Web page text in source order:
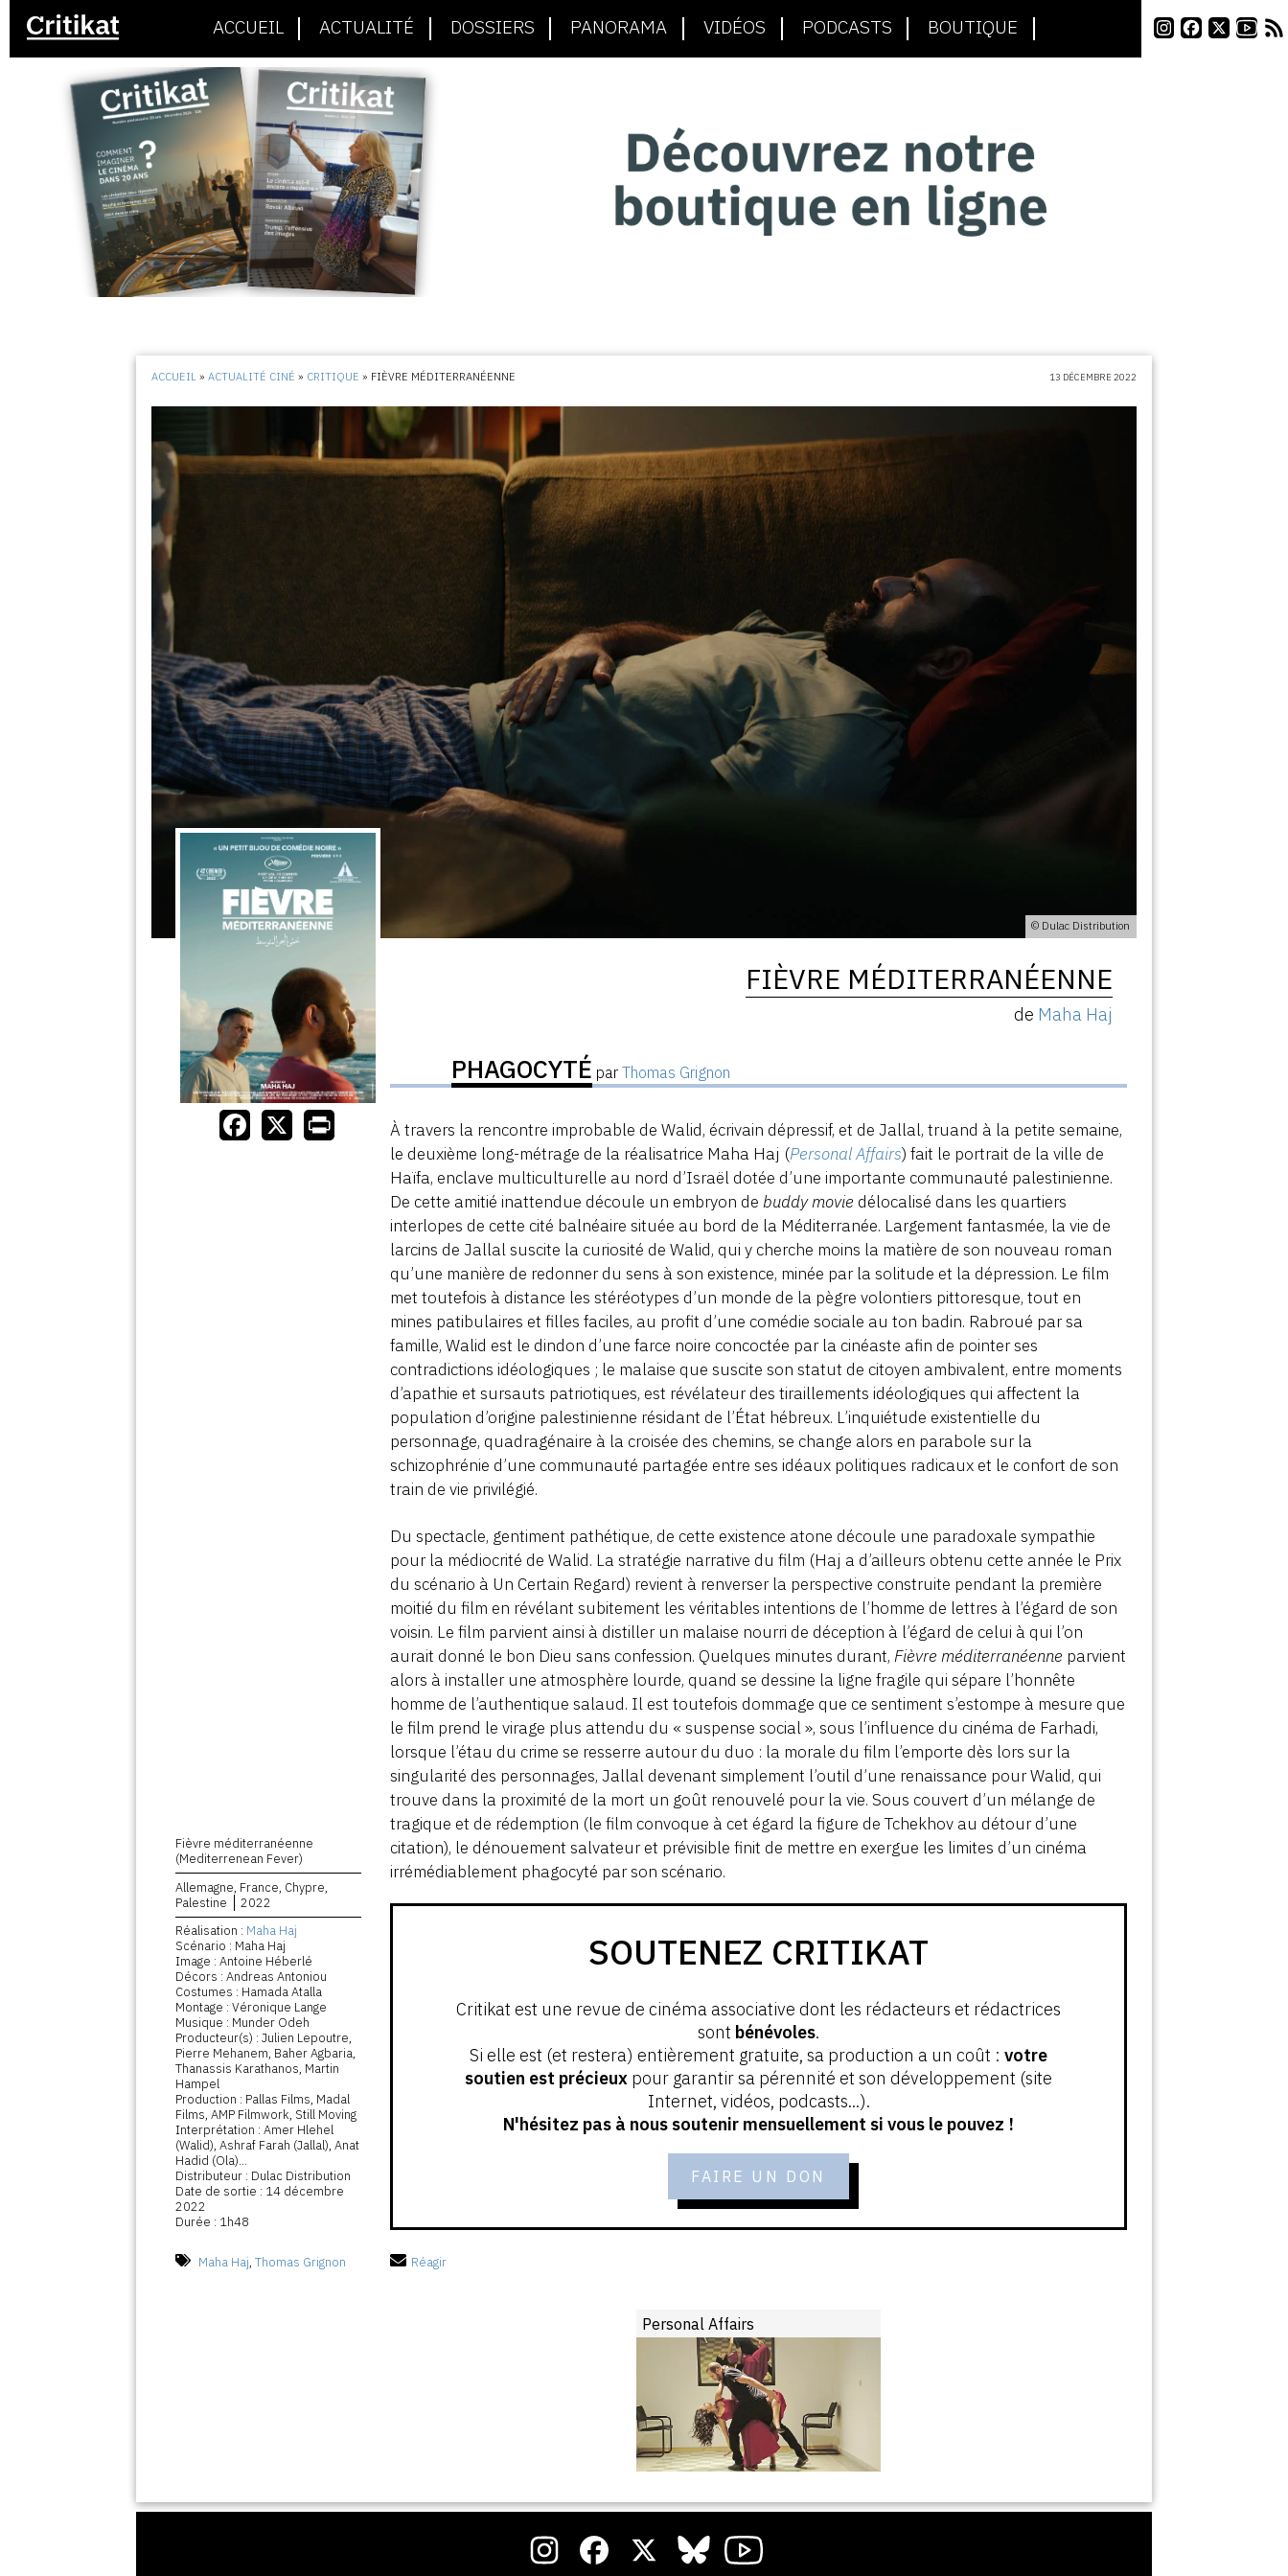
ACCUEIL ACTUALITÉ DOSSIERS PANORAMA VIDÉOS PODCASTS BOUTIQUE
ACCUEIL »ACTUALITÉ CINÉ » CRITIQUE » FIÈVRE MÉDITERRANÉENNE 13 DÉCEMBRE 2022
© Dulac Distribution
Fièvre méditerranéenne
(Mediterrenean Fever)
Allemagne, France, Chypre,
Palestine
2022
Réalisation : Maha Haj
Scénario : Maha Haj
Image : Antoine Héberlé
Décors : Andreas Antoniou
Costumes : Hamada Atalla
Montage : Véronique Lange
Musique : Munder Odeh
Producteur(s) : Julien Lepoutre,
Pierre Mehanem, Baher Agbaria,
Thanassis Karathanos, Martin
Hampel
Production : Pallas Films, Madal
Films, AMP Filmwork, Still Moving
Interprétation : Amer Hlehel
(Walid), Ashraf Farah (Jallal), Anat
Hadid (Ola)...
Distributeur : Dulac Distribution
Date de sortie : 14 décembre
2022
Durée : 1h48
Maha Haj,Thomas Grignon
FIÈVRE MÉDITERRANÉENNE
de Maha Haj
PHAGOCYTÉ parThomas Grignon
À travers la rencontre improbable de Walid, écrivain dépressif, et de Jallal, truand à la petite semaine,
le deuxième long-métrage de la réalisatrice Maha Haj (Personal Affairs) fait le portrait de la ville de
Haïfa, enclave multiculturelle au nord d’Israël dotée d’une importante communauté palestinienne.
De cette amitié inattendue découle un embryon debuddy movie délocalisé dans les quartiers
interlopes de cette cité balnéaire située au bord de la Méditerranée. Largement fantasmée, la vie de
larcins de Jallal suscite la curiosité de Walid, qui y cherche moins la matière de son nouveau roman
qu’une manière de redonner du sens à son existence, minée par la solitude et la dépression. Le film
met toutefois à distance les stéréotypes d’un monde de la pègre volontiers pittoresque, tout en
mines patibulaires et filles faciles, au profit d’une comédie sociale au ton badin. Rabroué par sa
famille, Walid est le dindon d’une farce noire concoctée par la cinéaste afin de pointer ses
contradictions idéologiques ; le malaise que suscite son statut de citoyen ambivalent, entre moments
d’apathie et sursauts patriotiques, est révélateur des tiraillements idéologiques qui affectent la
population d’origine palestinienne résidant de l’État hébreux. L’inquiétude existentielle du
personnage, quadragénaire à la croisée des chemins, se change alors en parabole sur la
schizophrénie d’une communauté partagée entre ses idéaux politiques radicaux et le confort de son
train de vie privilégié.
Du spectacle, gentiment pathétique, de cette existence atone découle une paradoxale sympathie
pour la médiocrité de Walid. La stratégie narrative du film (Haj a d’ailleurs obtenu cette année le Prix
du scénario à Un Certain Regard) revient à renverser la perspective construite pendant la première
moitié du film en révélant subitement les véritables intentions de l’homme de lettres à l’égard de son
voisin. Le film parvient ainsi à distiller un malaise nourri de déception à l’égard de celui à qui l’on
aurait donné le bon Dieu sans confession. Quelques minutes durant,Fièvre méditerranéenne parvient
alors à installer une atmosphère lourde, quand se dessine la ligne fragile qui sépare l’honnête
homme de l’authentique salaud. Il est toutefois dommage que ce sentiment s’estompe à mesure que
le film prend le virage plus attendu du « suspense social », sous l’influence du cinéma de Farhadi,
lorsque l’étau du crime se resserre autour du duo : la morale du film l’emporte dès lors sur la
singularité des personnages, Jallal devenant simplement l’outil d’une renaissance pour Walid, qui
trouve dans la proximité de la mort un goût renouvelé pour la vie. Sous couvert d’un mélange de
tragique et de rédemption (le film convoque à cet égard la figure de Tchekhov au détour d’une
citation), le dénouement salvateur et prévisible finit de mettre en exergue les limites d’un cinéma
irrémédiablement phagocyté par son scénario.
SOUTENEZ CRITIKAT
Critikat est une revue de cinéma associative dont les rédacteurs et rédactrices
sont bénévoles.
Si elle est (et restera) entièrement gratuite, sa production a un coût : votre
soutien est précieux pour garantir sa pérennité et son développement (site
Internet, vidéos, podcasts...).
N'hésitez pas à nous soutenir mensuellement si vous le pouvez !
FAIRE UN DON
Réagir
Personal Affairs